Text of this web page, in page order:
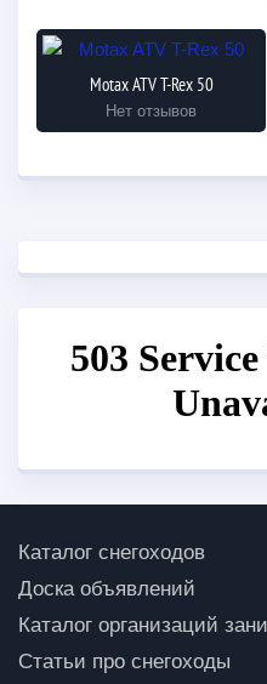
Motax ATV T-Rex 50
Нет отзывов
Каталог снегоходов
Доска объявлений
Каталог организаций
Статьи про снегоходы